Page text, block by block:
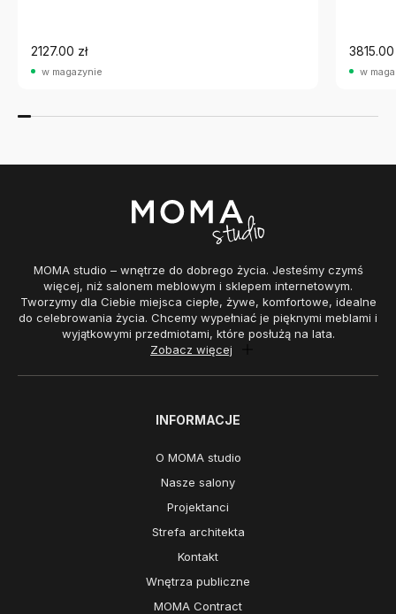
2127.00 zł
w magazynie
3815.00
w
MOMA studio – wnętrze do dobrego życia. Jesteśmy czymś
więcej, niż salonem meblowym i sklepem internetowym.
Tworzymy dla Ciebie miejsca ciepłe, żywe, komfortowe, idealne
do celebrowania życia. Chcemy wypełniać je pięknymi meblami i
wyjątkowymi przedmiotami, które posłużą na lata.
Zobacz więcej
INFORMACJE
O MOMA studio
Nasze salony
Projektanci
Strefa architekta
Kontakt
Wnętrza publiczne
MOMA Contract